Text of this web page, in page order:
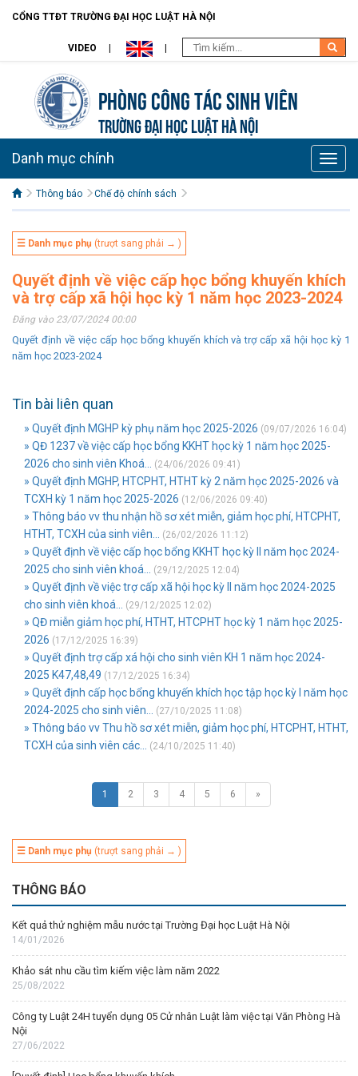
CỔNG TTĐT TRƯỜNG ĐẠI HỌC LUẬT HÀ NỘI
VIDEO
Phòng Công tác sinh viên
TRƯỜNG ĐẠI HỌC LUẬT HÀ NỘI
Toggle
Danh mục chính
Thông báo Chế độ chính sách
☰ Danh mục phụ (trượt sang phải → )
Quyết định về việc cấp học bổng khuyến khích
và trợ cấp xã hội học kỳ 1 năm học 2023-2024
Đăng vào 23/07/2024 00:00
Quyết định về việc cấp học bổng khuyến khích và trợ cấp xã hội học kỳ 1
năm học 2023-2024
Tin bài liên quan
» Quyết định MGHP kỳ phụ năm học 2025-2026 (09/07/2026 16:04)
» QĐ 1237 về việc cấp học bổng KKHT học kỳ 1 năm học 2025-
2026 cho sinh viên Khoá...
(24/06/2026 09:41)
» Quyết định MGHP, HTCPHT, HTHT kỳ 2 năm học 2025-2026 và
TCXH kỳ 1 năm học 2025-2026 (12/06/2026 09:40)
» Thông báo vv thu nhận hồ sơ xét miễn, giảm học phí, HTCPHT,
HTHT, TCXH của sinh viên...
(26/02/2026 11:12)
» Quyết định về việc cấp học bổng KKHT học kỳ II năm học 2024-
2025 cho sinh viên khoá...
(29/12/2025 12:04)
» Quyết định về việc trợ cấp xã hội học kỳ II năm học 2024-2025
cho sinh viên khoá...
(29/12/2025 12:02)
» QĐ miễn giảm học phí, HTHT, HTCPHT học kỳ 1 năm học 2025-
2026 (17/12/2025 16:39)
» Quyết định trợ cấp xá hội cho sinh viên KH 1 năm học 2024-
2025 K47,48,49 (17/12/2025 16:34)
» Quyết định cấp học bổng khuyến khích học tập học kỳ I năm học
2024-2025 cho sinh viên...
(27/10/2025 11:08)
» Thông báo vv Thu hồ sơ xét miễn, giảm học phí, HTCPHT, HTHT,
TCXH của sinh viên các...
(24/10/2025 11:40)
1 2 3 4 5 6 »
☰ Danh mục phụ (trượt sang phải → )
THÔNG BÁO
Kết quả thử nghiệm mẫu nước tại Trường Đại học Luật Hà Nội
14/01/2026
Khảo sát nhu cầu tìm kiếm việc làm năm 2022
25/08/2022
Công ty Luật 24H tuyển dụng 05 Cử nhân Luật làm việc tại Văn Phòng Hà
Nội
27/06/2022